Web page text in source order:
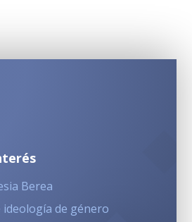
Berea
de género